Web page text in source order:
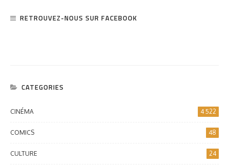
RETROUVEZ-NOUS SUR FACEBOOK
CATEGORIES
CINÉMA 4 522
COMICS 48
CULTURE 24